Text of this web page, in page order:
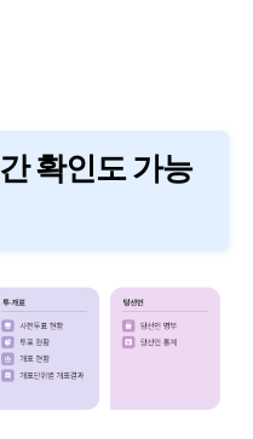
확인도 가능